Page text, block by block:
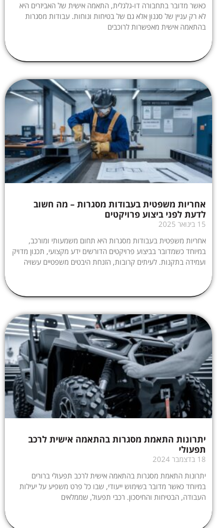
כאשר מדובר בתחבורה דו-גלגלית, התאמה אישית של האביזרים היא
לא רק עניין של סגנון אלא גם של בטיחות ונוחות. עבודות מסגרות
בהתאמה אישית מאפשרות לרוכבים
אחריות משפטית בעבודות מסגרות – מה חשוב
לדעת לפני ביצוע פרויקטים
15 בינואר 2025
אחריות משפטית בעבודות מסגרות היא תחום משמעותי ומורכב,
במיוחד כשמדובר בביצוע פרויקטים הדורשים ידע מקצועי, תכנון מדויק
ועמידה בתקנות. לעיתים קרובות, הזנחת היבטים משפטיים עשויה
יתרונות התאמת מסגרות בהתאמה אישית לרכב
תפעולי
18 בדצמבר 2024
יתרונות התאמת מסגרות בהתאמה אישית לרכב תפעולי ברורים
במיוחד כאשר מדובר בשימוש ייעודי, שבו כל פרט משפיע על יעילות
העבודה, הבטיחות והחיסכון. רכבי תפעול, שממלאים